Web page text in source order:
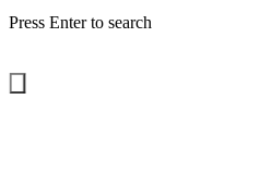
Press Enter to search